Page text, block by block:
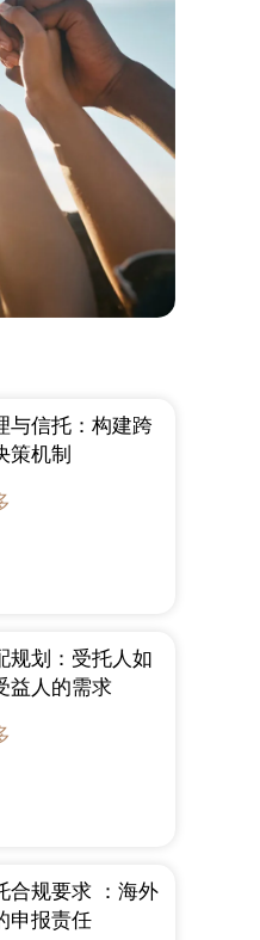
与信托：构建跨
策机制
规划：受托人如
益人的需求
合规要求 ：海外
申报责任